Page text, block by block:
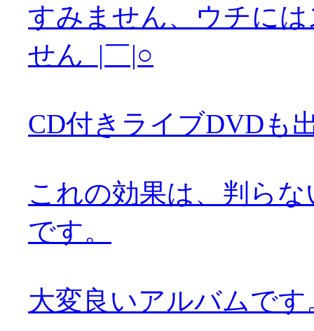
すみません、ウチに
せん_|￣|○
CD付きライブDVDも
これの効果は、判ら
です。
大変良いアルバムで